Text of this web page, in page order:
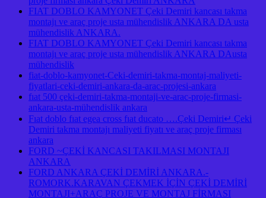
FIAT DOBLO KAMYONET Çeki Demiri kancası takma
montajı ve araç proje usta mühendislik ANKARA DA usta
mühendislik ANKARA.
FIAT DOBLO KAMYONET Çeki Demiri kancası takma
montajı ve araç proje usta mühendislik ANKARA DAusta
mühendislik
fiat-doblo-kamyonet-Ceki-demiri-takma-montaj-maliyeti-
fiyatlari-ceki-demiri-ankara-da-arac-projesi-ankara
fıat 500 çeki-demiri-takma-montaji-ve-arac-proje-firmasi-
ankara-usta-mühendislik ankara
Fıat doblo fıat egea cross fıat ducato ….Çeki Demiri↵ Çeki
Demiri takma montajı maliyeti fiyatı ve araç proje firması
ankara
FORD ~ÇEKİ KANCASI TAKILMASI MONTAJI
ANKARA
FORD ANKARA ÇEKİ DEMİRİ ANKARA.-
ROMORK.KARAVAN ÇEKMEK İÇİN ÇEKİ DEMİRİ
MONTAJI+ARAÇ PROJE VE MONTAJ FİRMASI